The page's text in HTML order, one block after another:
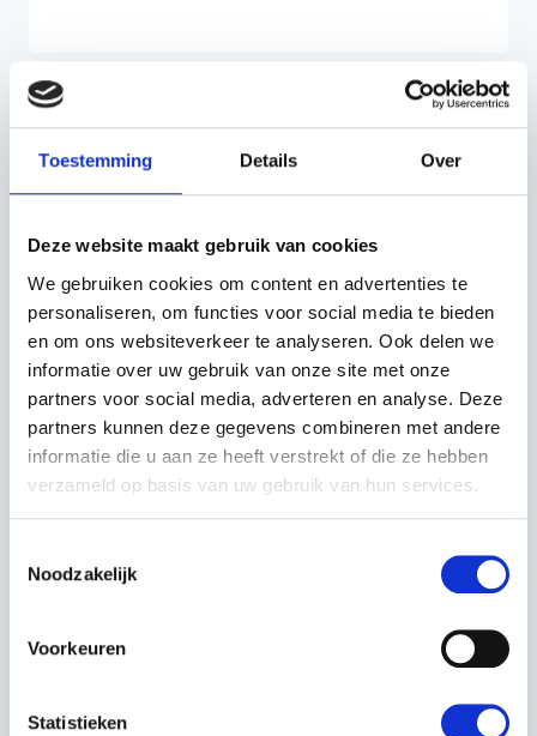
Toestemming Details Over
Deze website maakt gebruik van cookies
We gebruiken cookies om content en advertenties te
personaliseren, om functies voor social media te bieden
en om ons websiteverkeer te analyseren. Ook delen we
informatie over uw gebruik van onze site met onze
partners voor social media, adverteren en analyse. Deze
partners kunnen deze gegevens combineren met andere
informatie die u aan ze heeft verstrekt of die ze hebben
verzameld op basis van uw gebruik van hun services.
Noodzakelijk
Voorkeuren
Statistieken
€5.384,50Incl. BTW
Servicenummer: 20849
Merk: Mengele
Type: LW310 OPRAAPWAGEN
Kenteken: LDB-94-J